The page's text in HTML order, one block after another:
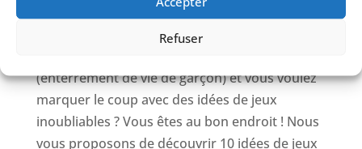
Refuser
parMaxou|Juil 28, 2023|Jeux EVG
(enterrement de vie de garçon) et vous voulez
marquer le coup avec des idées de jeux
inoubliables ? Vous êtes au bon endroit ! Nous
vous proposons de découvrir 10 idées de jeux